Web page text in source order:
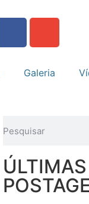
Galeria
ÚLTIMAS